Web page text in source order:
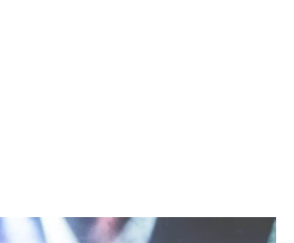
Inzerce Osobní údaje / Cookies Volná místa